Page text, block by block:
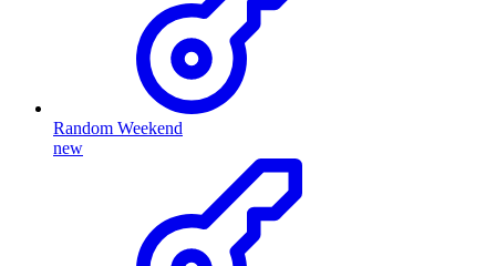
Random Weekend
new